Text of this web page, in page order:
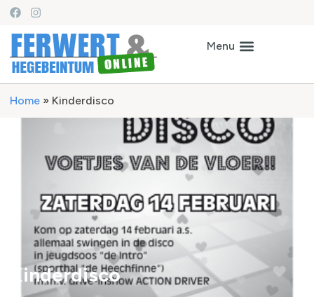
Home » Kinderdisco
Kinderdisco